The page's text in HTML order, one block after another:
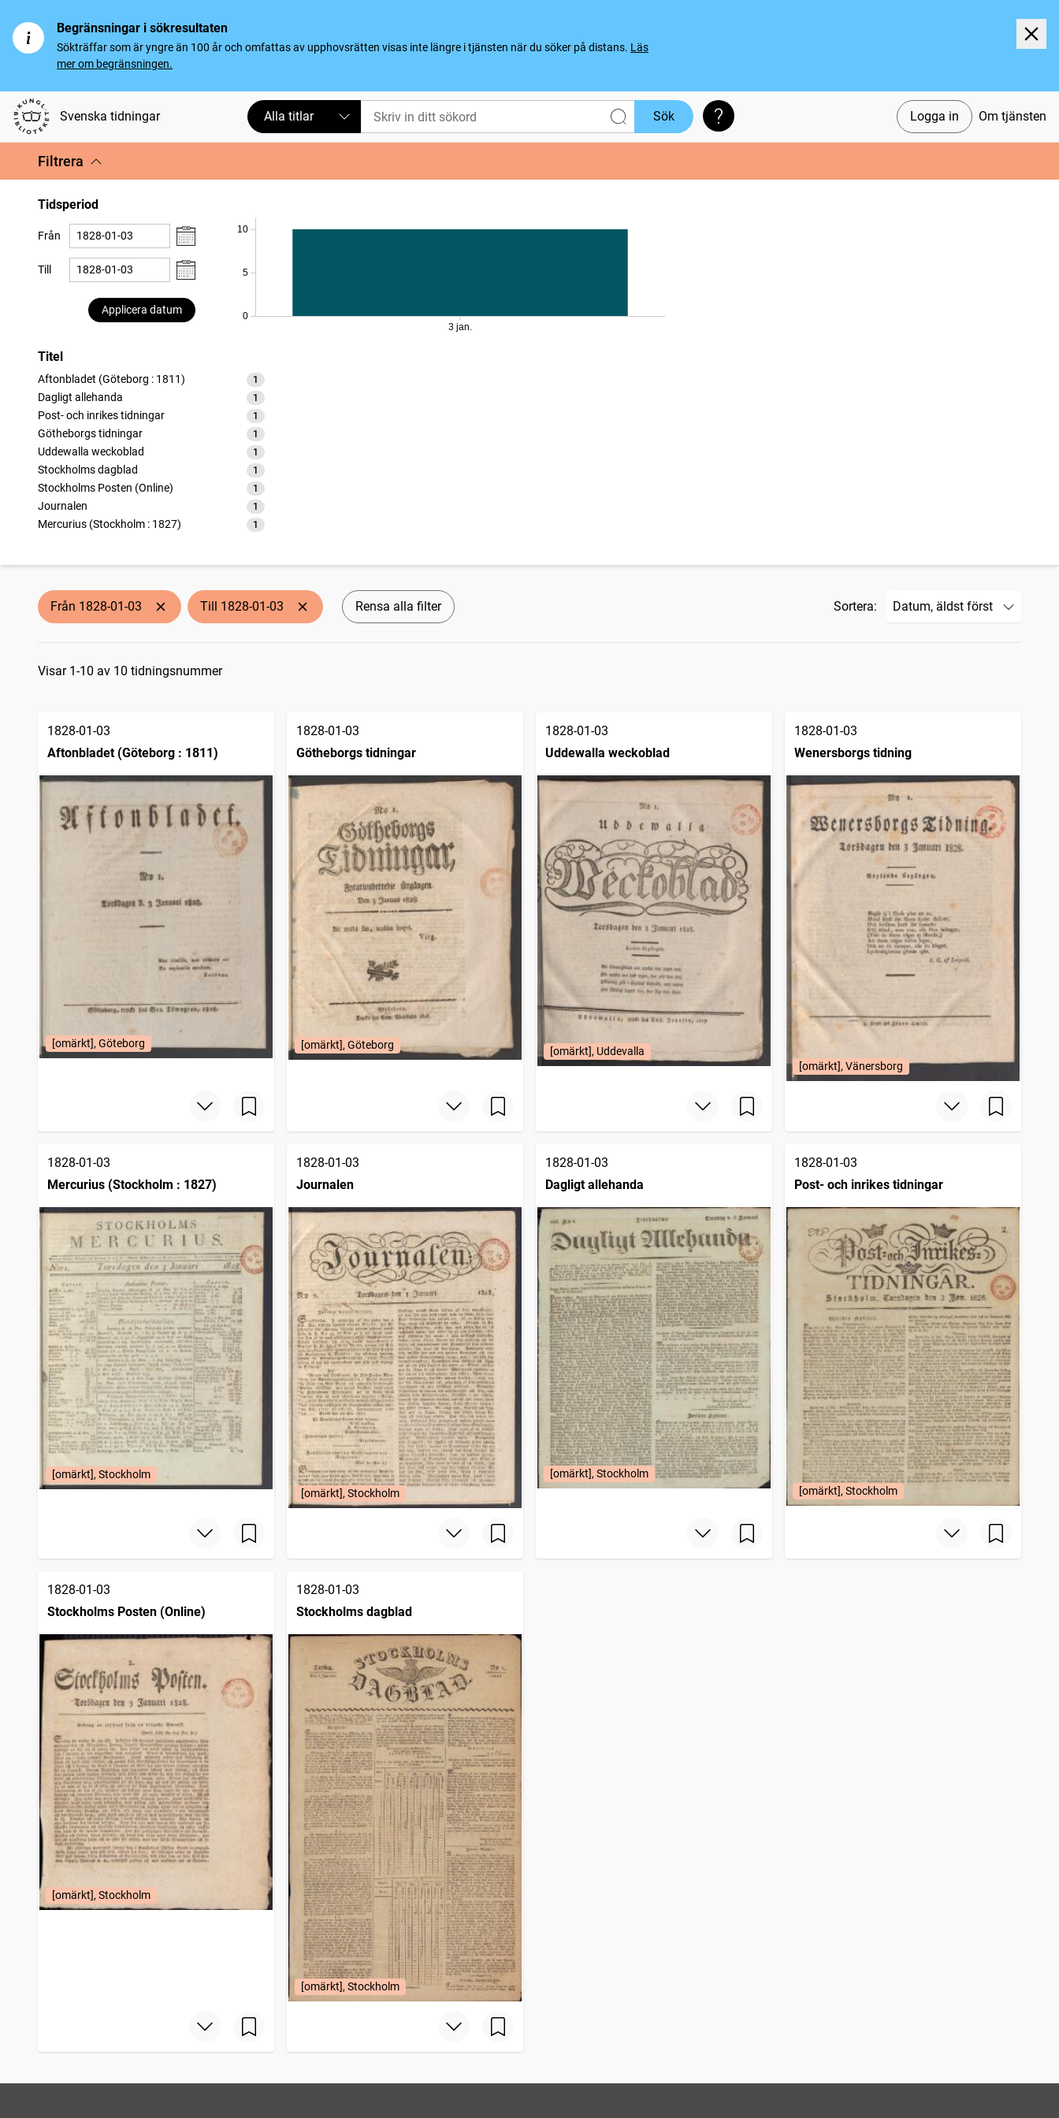
Begränsningar i sökresultaten
Sökträffar som är yngre än 100 år och omfattas av upphovsrätten visas inte längre i tjänsten när du söker på distans. Läs
mer om begränsningen.
Svenska tidningar Logga in Om tjänsten
Alla titlar Sök Söktips
Filtrera
Tidsperiod
Från
Till
Applicera datum
0
5
10
3 jan.
Titel
Aftonbladet (Göteborg : 1811) 1
träffar
Dagligt allehanda
1
träffar
Post- och inrikes tidningar
1
träffar
Götheborgs tidningar
1
träffar
Uddewalla weckoblad
1
träffar
Stockholms dagblad
1
träffar
Stockholms Posten (Online)
1
träffar
Journalen
1
träffar
Mercurius (Stockholm : 1827)
1
träffar
Från 1828-01-03 Till 1828-01-03 Rensa alla filter Sortera:
Sökresultat
Visar 1-10 av 10 tidningsnummer
1828-01-03
Aftonbladet (Göteborg : 1811)
[omärkt], Göteborg
1828-01-03
Götheborgs tidningar
[omärkt], Göteborg
1828-01-03
Uddewalla weckoblad
[omärkt], Uddevalla
1828-01-03
Wenersborgs tidning
[omärkt], Vänersborg
1828-01-03
Mercurius (Stockholm : 1827)
[omärkt], Stockholm
1828-01-03
Journalen
[omärkt], Stockholm
1828-01-03
Dagligt allehanda
[omärkt], Stockholm
1828-01-03
Post- och inrikes tidningar
[omärkt], Stockholm
1828-01-03
Stockholms Posten (Online)
[omärkt], Stockholm
1828-01-03
Stockholms dagblad
[omärkt], Stockholm